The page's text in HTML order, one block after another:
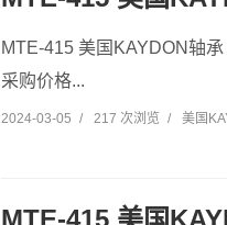
MTE-415 美国KAYDON轴
采购价格...
2024-03-05 / 217 次浏览 / 美国